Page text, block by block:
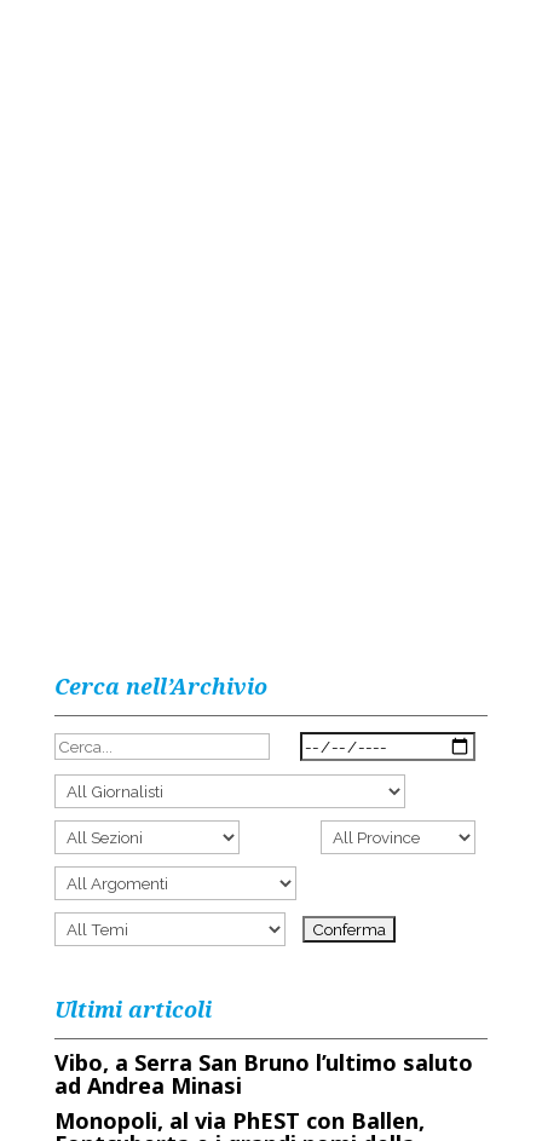
Cerca nell’Archivio
Ultimi articoli
Vibo, a Serra San Bruno l’ultimo saluto
ad Andrea Minasi
Monopoli, al via PhEST con Ballen,